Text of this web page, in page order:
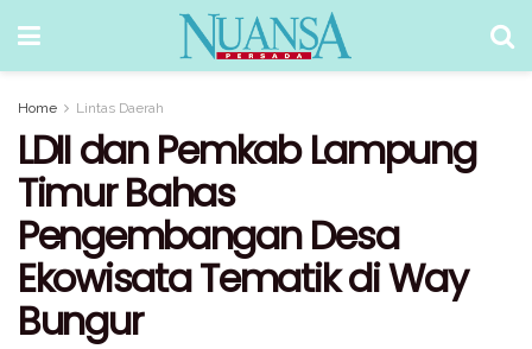
Home Lintas Daerah
LDII dan Pemkab Lampung
Timur Bahas
Pengembangan Desa
Ekowisata Tematik di Way
Bungur